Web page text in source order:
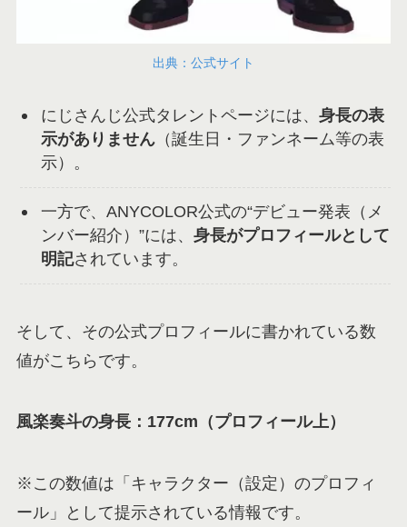
出典：公式サイト
にじさんじ公式タレントページには、 身長の表
示がありません（誕生日・ファンネーム等の表
示）。
一方で、ANYCOLOR公式の“デビュー発表（メ
ンバー紹介）”には、 身長がプロフィールとして
明記されています。
そして、その公式プロフィールに書かれている数
値がこちらです。
風楽奏斗の身長：177cm（プロフィール上）
※この数値は「キャラクター（設定）のプロフィ
ール」として提示されている情報です。